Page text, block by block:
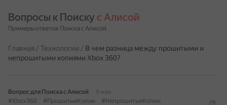
Вопросы к Поиску с Алисой
Примеры ответов Поиска с Алисой
Главная / Технологии / В чем разница между прошитыми и
непрошитыми копиями Xbox 360?
Вопрос для Поиска с Алисой
9 мая
#Xbox360
#ПрошитыеКопии
#НепрошитыеКопии